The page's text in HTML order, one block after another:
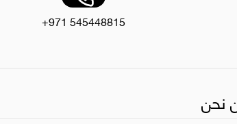
+971 545448815
نحن